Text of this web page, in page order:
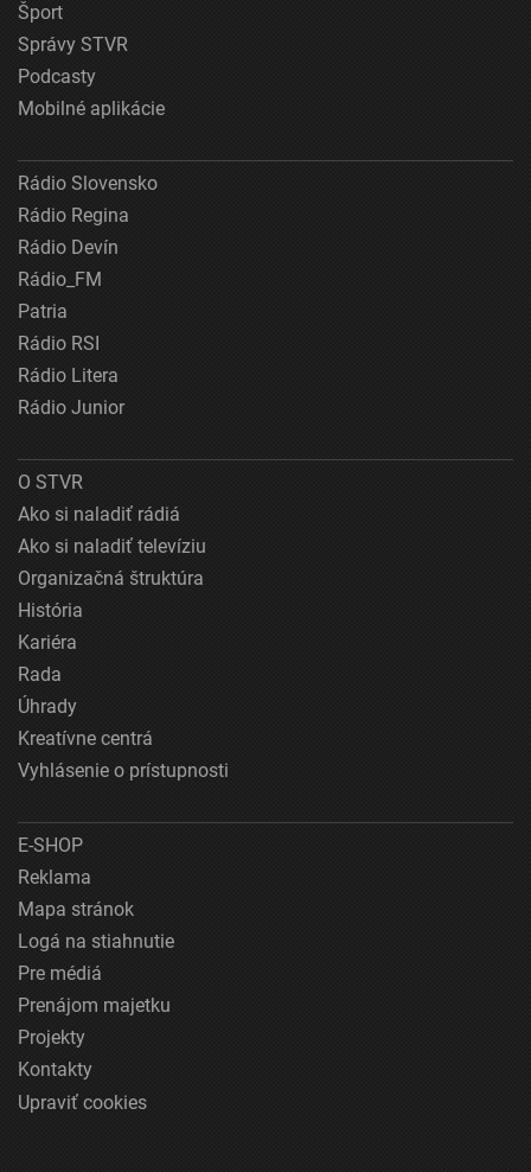
Šport
Správy STVR
Podcasty
Mobilné aplikácie
Rádio Slovensko
Rádio Regina
Rádio Devín
Rádio_FM
Patria
Rádio RSI
Rádio Litera
Rádio Junior
O STVR
Ako si naladiť rádiá
Ako si naladiť televíziu
Organizačná štruktúra
História
Kariéra
Rada
Úhrady
Kreatívne centrá
Vyhlásenie o prístupnosti
E-SHOP
Reklama
Mapa stránok
Logá na stiahnutie
Pre médiá
Prenájom majetku
Projekty
Kontakty
Upraviť cookies